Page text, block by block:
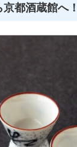
都酒蔵館へ！